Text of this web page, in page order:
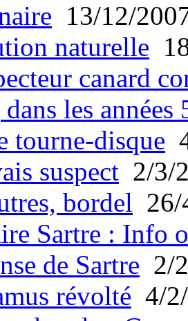
13/12/
naturelle
canard
les années
tourne-disque
suspect 2/3/
bordel
Sartre : Info
de Sartre 2/
révolté 4/